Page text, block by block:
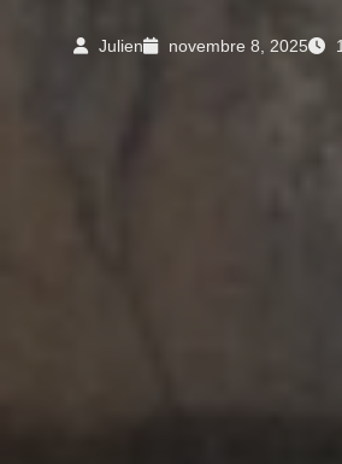
Julien novembre 8, 2025